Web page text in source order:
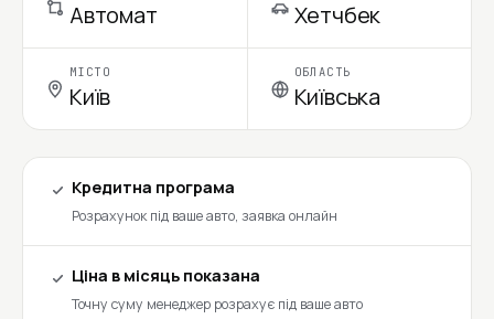
Автомат Хетчбек
МІСТО
Київ
ОБЛАСТЬ
Київська
Кредитна програма
Розрахунок під ваше авто, заявка онлайн
Ціна в місяць показана
Точну суму менеджер розрахує під ваше авто